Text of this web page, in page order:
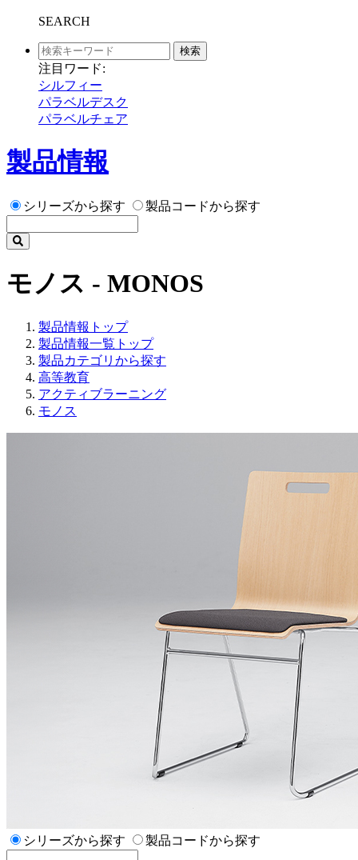
SEARCH
検索
注目ワード:
シルフィー
パラベルデスク
パラベルチェア
製品情報
シリーズから探す 製品コードから探す
モノス - MONOS
製品情報トップ
製品情報一覧トップ
製品カテゴリから探す
高等教育
アクティブラーニング
モノス
シリーズから探す 製品コードから探す